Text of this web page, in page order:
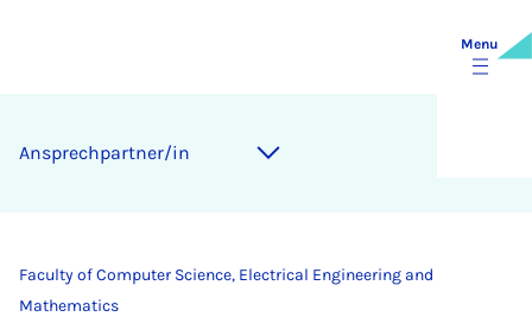
Menu
An­s­prech­part­ner/in
Faculty of Computer Science, Electrical Engineering and
Mathematics